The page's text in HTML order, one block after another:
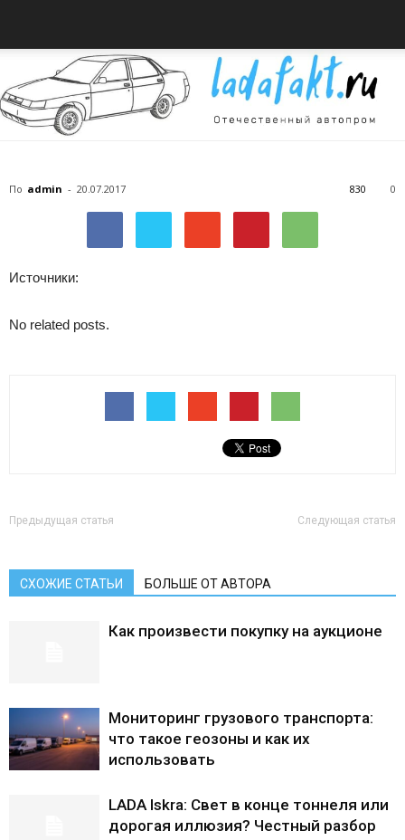
Лада
По admin - 20.07.2017 0
830
Источники:
No related posts.
Предыдущая статья Следующая статья
СХОЖИЕ СТАТЬИ БОЛЬШЕ ОТ АВТОРА
Как произвести покупку на аукционе
Мониторинг грузового транспорта:
что такое геозоны и как их
использовать
LADA Iskra: Свет в конце тоннеля или
дорогая иллюзия? Честный разбор